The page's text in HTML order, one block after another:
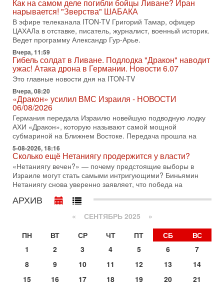
Нетаньяху в США и его встреча с Дональдом Трампом
оставили больше вопросов, чем ответов. Полная
31-07-2026, 15:18
Иран готовит покушение на Нетаниягу! Трамп не
хочет эскалации, но КСИР готовит взрыв!
В эфире телеканала ITON-TV СЕРГЕЙ МИГДАЛЬ, эксперт
по вопросам безопасности, офицер запаса
Международного управления полиции Израиля, автор
31-07-2026, 09:02
Битва за разоружение ХАМАСа - НОВОСТИ
31/07/2026
Сегодня президент США Дональд Трамп заявил о
достижении исторического соглашения о полном
разоружении ХАМАСа и других вооруженных группировок в
Иран доведет Трампа до крайних мер? Разбор и
оценка от военного обозревателя Давида Шарпа
Ситуация вокруг противостояния Ирана и США накаляется
с каждым днем. Почему Трамп в самый последний момент
отменил решение о нанесении тяжелых ударов
30-07-2026, 16:54
Покупатель авиакомпании «Аркия» намерен
запретить полеты по субботам!
Вокруг возможной продажи авиакомпании «Аркия»
разгорается громкий конфликт.
30-07-2026, 08:16
Трамп готовит удар по Ирану - НОВОСТИ 30/07/2026
Как на самом деле погибли бойцы Ливане? Иран
нарывается! "Зверства" ШАБАКА
В эфире телеканала ITON-TV Григорий Тамар, офицер
ЦАХАЛа в отставке, писатель, журналист, военный историк.
Ведет программу Александр Гур-Арье.
Вчера, 11:59
Гибель солдат в Ливане. Подлодка "Дракон" наводит
ужас! Атака дрона в Германии. Новости 6.07
Это главные новости дня на ITON-TV
Вчера, 08:20
«Дракон» усилил ВМС Израиля - НОВОСТИ
06/08/2026
Германия передала Израилю новейшую подводную лодку
АХИ «Дракон», которую называют самой мощной
субмариной на Ближнем Востоке. Передача прошла на
5-08-2026, 18:16
Сколько ещё Нетаниягу продержится у власти?
«Нетаниягу вечен?» — почему предстоящие выборы в
Израиле могут стать самыми интригующими? Биньямин
Нетаниягу снова уверенно заявляет, что победа на
АРХИВ
« СЕНТЯБРЬ 2025 »
ПН
ВТ СР ЧТ ПТ СБ
ВС
1
2 3 4 5 6
7
8
9 10 11 12 13
14
15
16 17 18 19 20
21